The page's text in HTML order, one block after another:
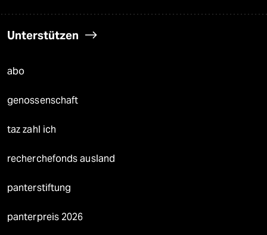
Unterstützen
abo
genossenschaft
taz zahl ich
recherchefonds ausland
panterstiftung
panterpreis 2026